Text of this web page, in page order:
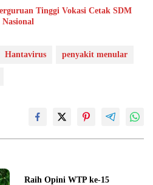
Tinggi Vokasi Cetak SDM
Hantavirus penyakit menular
Raih Opini WTP ke-15